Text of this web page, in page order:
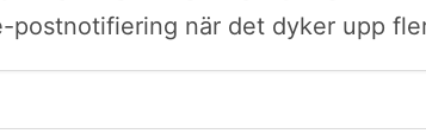
när det dyker upp